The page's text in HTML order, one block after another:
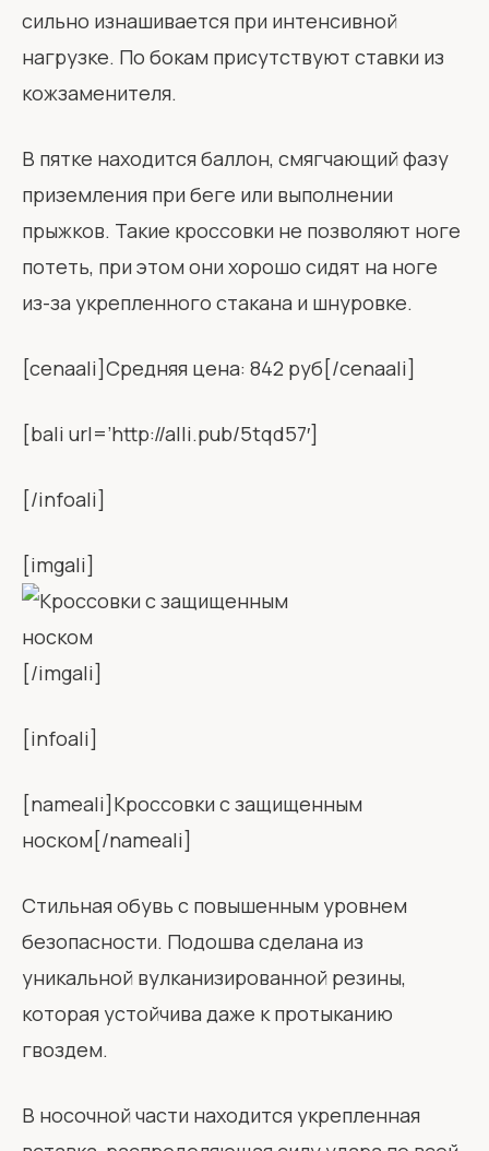
сильно изнашивается при интенсивной
нагрузке. По бокам присутствуют ставки из
кожзаменителя.
В пятке находится баллон, смягчающий фазу
приземления при беге или выполнении
прыжков. Такие кроссовки не позволяют ноге
потеть, при этом они хорошо сидят на ноге
из-за укрепленного стакана и шнуровке.
[cenaali]Средняя цена: 842 руб[/cenaali]
[bali url=’http://alli.pub/5tqd57′]
[/infoali]
[imgali]
[/imgali]
[infoali]
[nameali]Кроссовки с защищенным
носком[/nameali]
Стильная обувь с повышенным уровнем
безопасности. Подошва сделана из
уникальной вулканизированной резины,
которая устойчива даже к протыканию
гвоздем.
В носочной части находится укрепленная